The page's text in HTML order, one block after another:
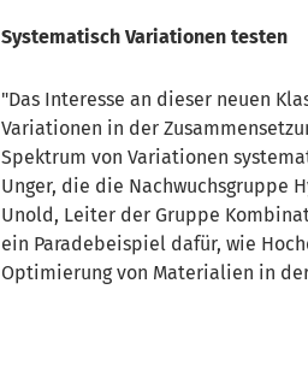
Systematisch Variationen testen
"Das Interesse an dieser neuen
Variationen in der
Spektrum von Variationen
Unger, die die Nachwuchsgruppe
Unold, Leiter der Gruppe
ein Paradebeispiel dafür, wie
Optimierung von Materialien in